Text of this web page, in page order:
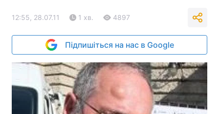
12:55, 28.07.11 1 хв. 4897
Підпишіться на нас в Google